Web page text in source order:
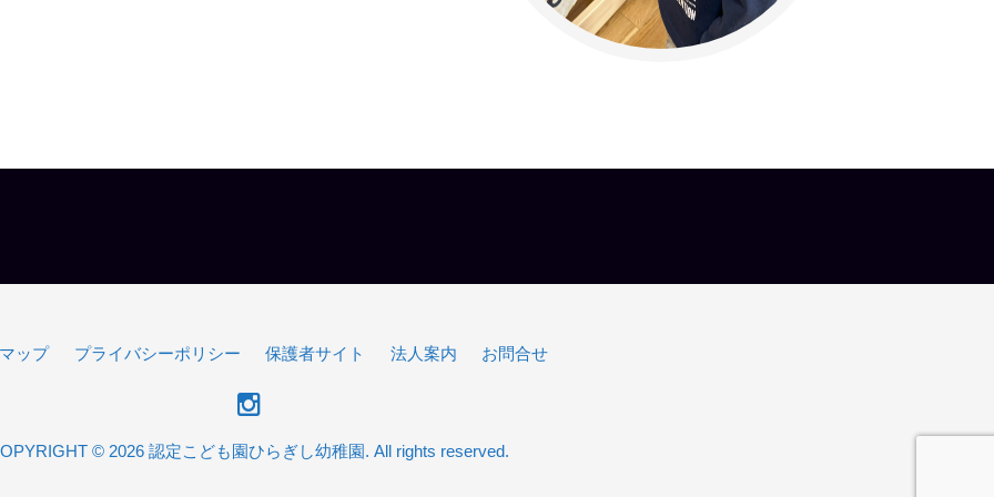
ップ プライバシーポリシー 保護者サイト 法人案内 お問合せ
© 2026 認定こども園ひらぎし幼稚園. All rights reserved.